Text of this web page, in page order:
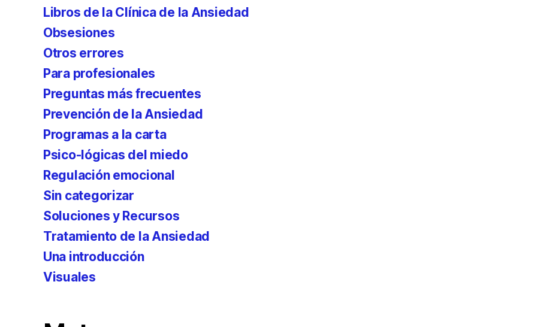
Libros de la Clínica de la Ansiedad
Obsesiones
Otros errores
Para profesionales
Preguntas más frecuentes
Prevención de la Ansiedad
Programas a la carta
Psico-lógicas del miedo
Regulación emocional
Sin categorizar
Soluciones y Recursos
Tratamiento de la Ansiedad
Una introducción
Visuales